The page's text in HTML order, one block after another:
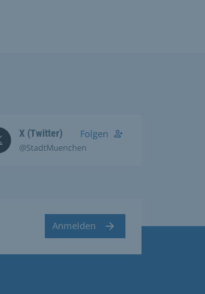
X (Twitter)
@StadtMuenchen
Folgen
Anmelden